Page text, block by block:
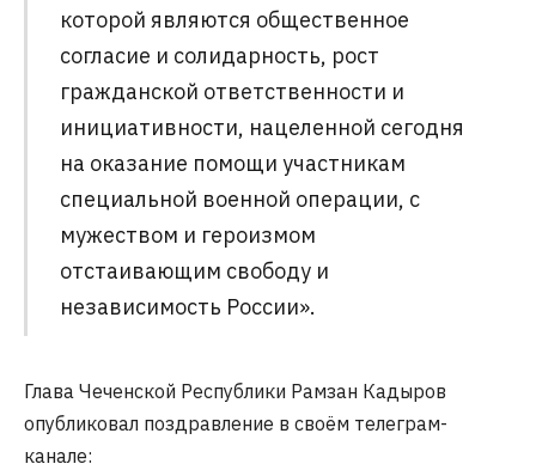
которой являются общественное
согласие и солидарность, рост
гражданской ответственности и
инициативности, нацеленной сегодня
на оказание помощи участникам
специальной военной операции, с
мужеством и героизмом
отстаивающим свободу и
независимость России».
Глава Чеченской Республики Рамзан Кадыров
опубликовал поздравление в своём телеграм-
канале: